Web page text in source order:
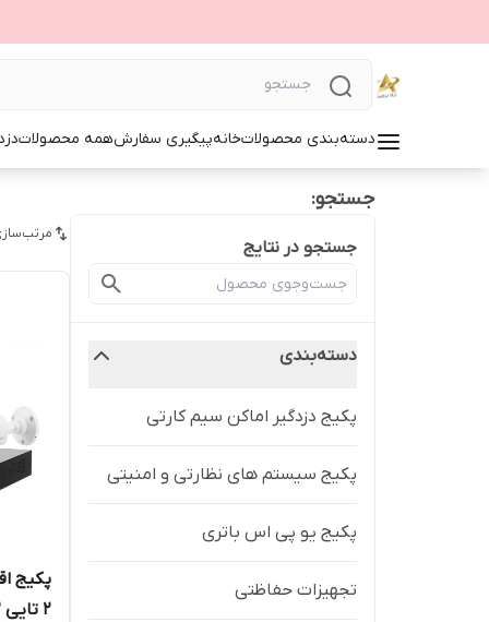
دسته‌بندی محصولاتخانهپیگیری سفارشهمه محصولات
جستجو:
جستجو در نتایج
دسته‌بندی
پکیج دزدگیر اماکن سیم کارتی
پکیج سیستم های نظارتی و امنیتی
پکیج یو پی اس باتری
تجهیزات حفاظتی
پکیج
2 تایی 2 مگاپیکسل HDCVI